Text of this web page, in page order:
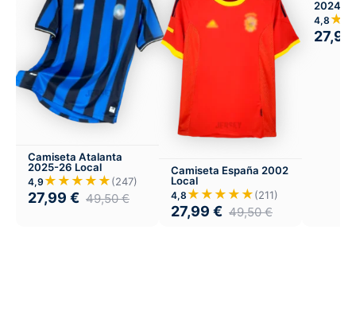
Camiseta Atalanta
2025-26 Local
4,9 ★★★★★(247)
27,99 € 49,50€
Camiseta España 2002
Local
4,8 ★★★★★(211)
27,99 € 49,50€
2024-
Infantil
4,8
27,99